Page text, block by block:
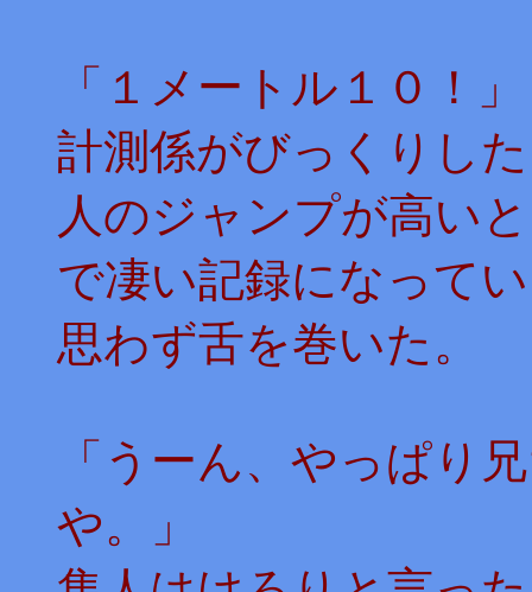
「１メートル１０！」
計測係がびっくりし
人のジャンプが高い
で凄い記録になって
思わず舌を巻いた。
「うーん、やっぱり
や。」